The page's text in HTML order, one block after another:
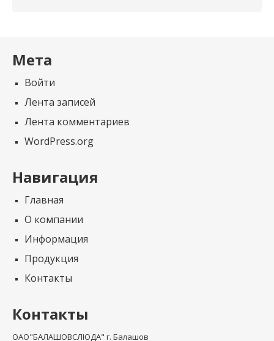
Мета
Войти
Лента записей
Лента комментариев
WordPress.org
Навигация
Главная
О компании
Информация
Продукция
Контакты
Контакты
ОАО"БАЛАШОВСЛЮДА" г. Балашов